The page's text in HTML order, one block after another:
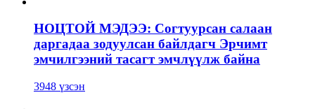
НОЦТОЙ МЭДЭЭ: Согтуурсан салаан
даргадаа зодуулсан байлдагч Эрчимт
эмчилгээний тасагт эмчлүүлж байна
3948 үзсэн